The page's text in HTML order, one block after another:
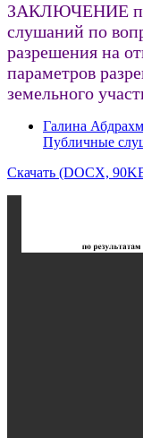
ЗАКЛЮЧЕНИЕ по
слушаний по
разрешения на
параметров
земельного
Галина
Публичные
Скачать (DOCX,